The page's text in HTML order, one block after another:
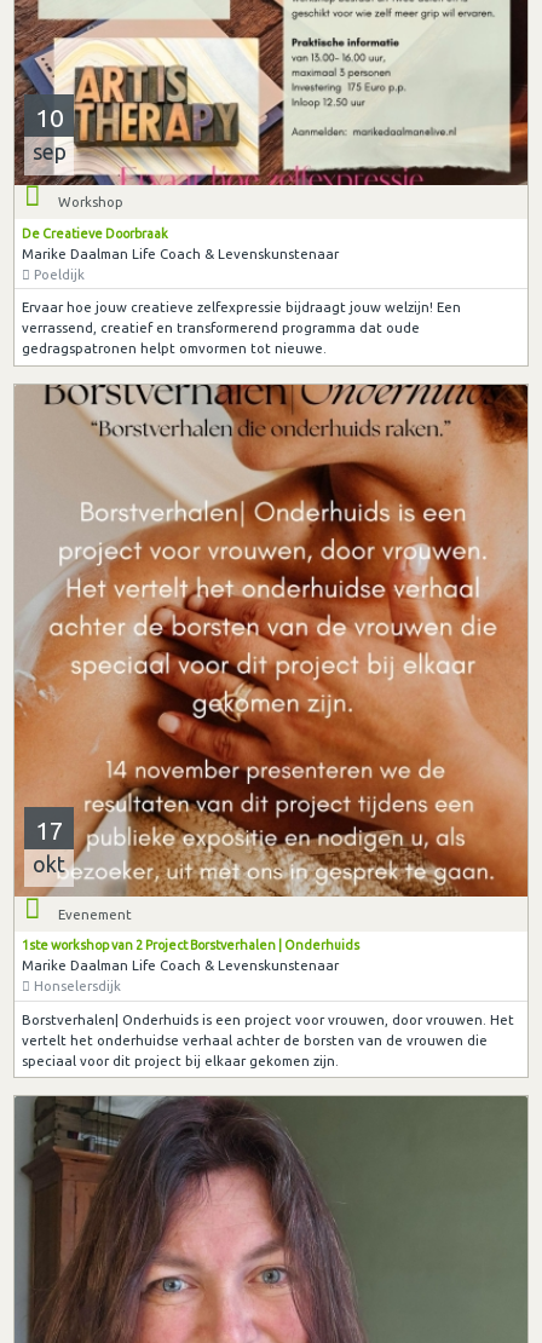
10
sep
Workshop
De Creatieve Doorbraak
Marike Daalman Life Coach & Levenskunstenaar
Poeldijk
Ervaar hoe jouw creatieve zelfexpressie bijdraagt jouw welzijn! Een
verrassend, creatief en transformerend programma dat oude
gedragspatronen helpt omvormen tot nieuwe.
17
okt
Evenement
1ste workshop van 2 Project Borstverhalen | Onderhuids
Marike Daalman Life Coach & Levenskunstenaar
Honselersdijk
Borstverhalen| Onderhuids is een project voor vrouwen, door vrouwen. Het
vertelt het onderhuidse verhaal achter de borsten van de vrouwen die
speciaal voor dit project bij elkaar gekomen zijn.